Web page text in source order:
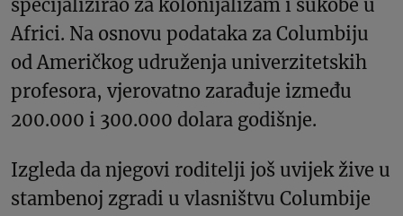
specijalizirao za kolonijalizam i sukobe u
Africi. Na osnovu podataka za Columbiju
od Američkog udruženja univerzitetskih
profesora, vjerovatno zarađuje između
200.000 i 300.000 dolara godišnje.
Izgleda da njegovi roditelji još uvijek žive u
stambenoj zgradi u vlasništvu Columbije